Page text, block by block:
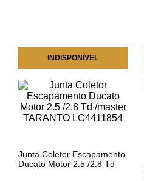
INDISPONÍVEL
Junta Coletor Escapamento
Ducato Motor 2.5 /2.8 Td